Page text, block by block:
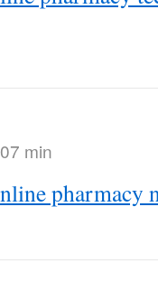
min
pharmacy